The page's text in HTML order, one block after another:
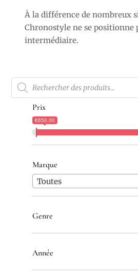
À la différence de nombreux
Chronostyle ne se positionne
intermédiaire.
Recherche
de
produits
Prix
€650.00
Marque
Toutes
Genre
Année